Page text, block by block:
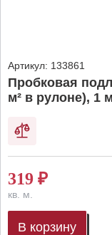
Артикул: 133861
Пробковая
м² в рулоне), 1
319 ₽
кв. м.
В корзину